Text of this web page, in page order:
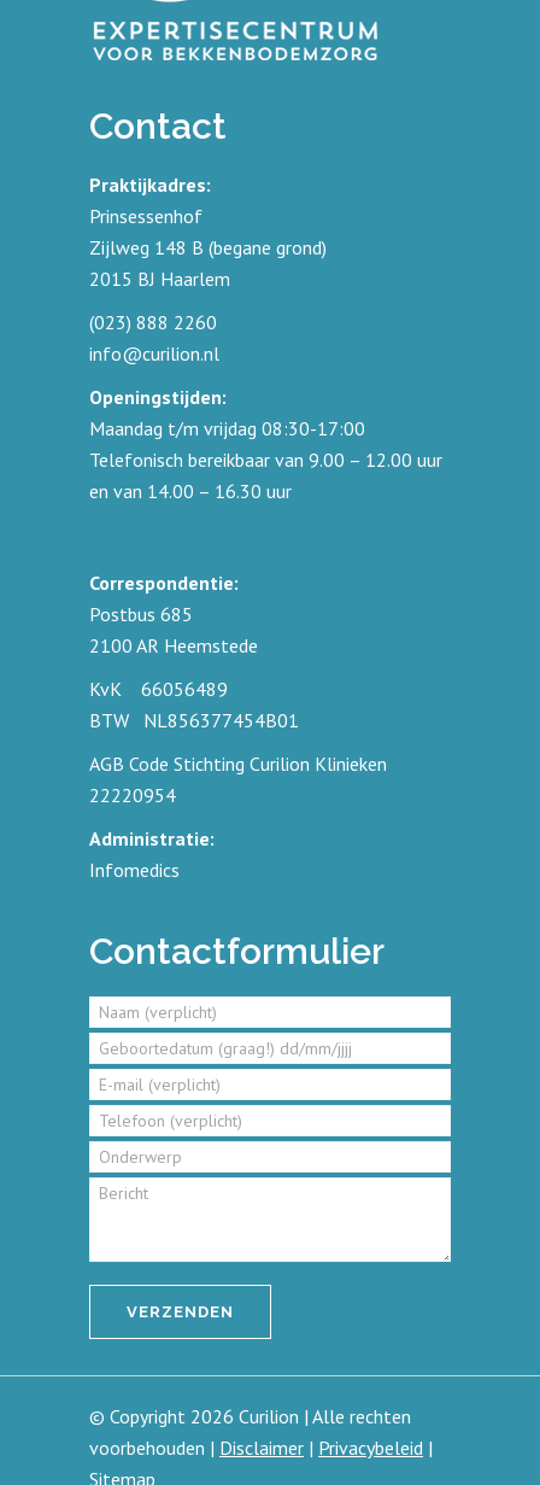
Contact
Praktijkadres:
Prinsessenhof
Zijlweg 148 B (begane grond)
2015 BJ Haarlem
(023) 888 2260
info@curilion.nl
Openingstijden:
Maandag t/m vrijdag 08:30-17:00
Telefonisch bereikbaar van 9.00 – 12.00 uur
en van 14.00 – 16.30 uur
Correspondentie:
Postbus 685
2100 AR Heemstede
KvK 66056489
BTW NL856377454B01
AGB Code Stichting Curilion Klinieken
22220954
Administratie:
Infomedics
Contactformulier
© Copyright 2026 Curilion | Alle rechten
voorbehouden | Disclaimer | Privacybeleid |
Sitemap